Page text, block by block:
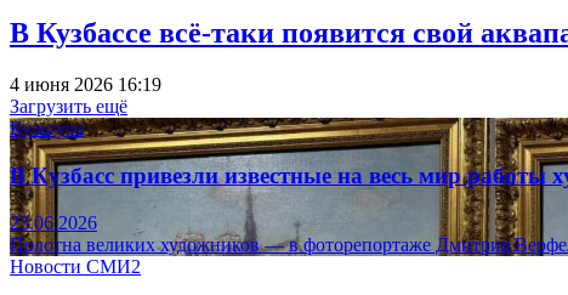
В Кузбассе всё-таки появится свой
4 июня 2026 16:19
Загрузить ещё
Культура
В Кузбасс привезли известные на весь мир работы
23.06.2026
Полотна великих художников — в фоторепортаже Дмитрия
Новости СМИ2